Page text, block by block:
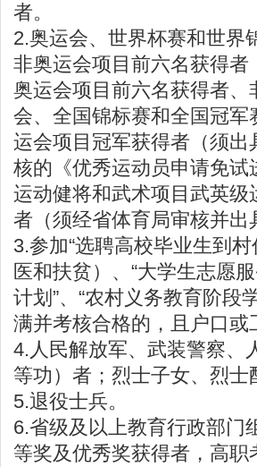
者。
2.奥运会、世界杯赛和世界
非奥运会项目前六名获得
奥运会项目前六名获得者
会、全国锦标赛和全国冠
运会项目冠军获得者（须
核的《优秀运动员申请免
运动健将和武术项目武英
者（须经省体育局审核并出
3.参加“选聘高校毕业生到
医和扶贫）、“大学生志愿
计划”、“农村义务教育阶段
满并考核合格的，且户口
4.人民解放军、武装警察、
等功）者；烈士子女、烈士
5.退役士兵。
6.省级及以上教育行政部门
等奖及优秀奖获得者，高